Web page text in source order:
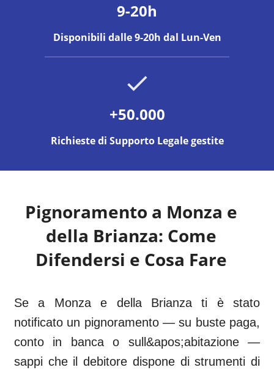
9-20h
Disponibili dalle 9-20h dal Lun-Ven
+50.000
Richieste di Supporto Legale gestite
Pignoramento a Monza e
della Brianza: Come
Difendersi e Cosa Fare
Se a Monza e della Brianza ti è stato
notificato un pignoramento — su buste paga,
conto in banca o sull&apos;abitazione —
sappi che il debitore dispone di strumenti di